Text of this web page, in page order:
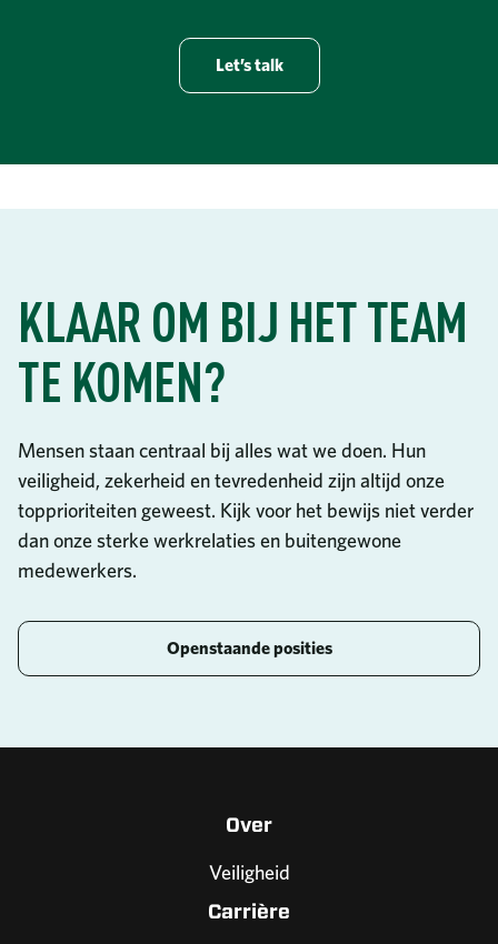
Let’s talk
KLAAR OM BIJ HET TEAM
TE KOMEN?
Mensen staan centraal bij alles wat we doen. Hun
veiligheid, zekerheid en tevredenheid zijn altijd onze
topprioriteiten geweest. Kijk voor het bewijs niet verder
dan onze sterke werkrelaties en buitengewone
medewerkers.
Openstaande posities
Over
Veiligheid
Carrière